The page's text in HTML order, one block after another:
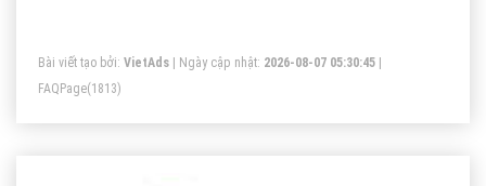
Bài viết tạo bởi: VietAds | Ngày cập nhật: 2026-08-07 05:30:45
FAQPage(1813)